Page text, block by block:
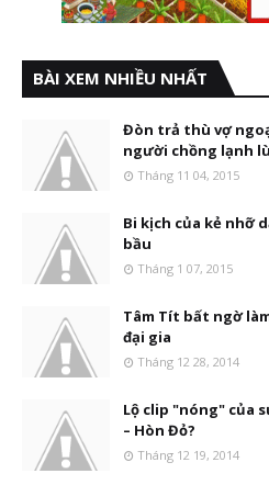
BÀI XEM NHIỀU NHẤT
Đòn trả thù vợ
người chồng lạnh
Tháng 11 04, 2015
Bi kịch của kẻ nhỡ
bầu
Tháng 1 07, 2015
Tâm Tít bất ngờ
đại gia
Tháng 12 28, 2014
Lộ clip "nóng" của
– Hòn Đỏ?
Tháng 12 19, 2014